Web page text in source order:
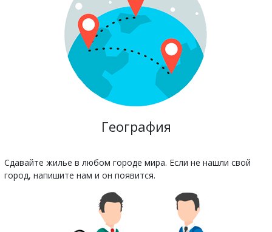
География
Сдавайте жилье в любом городе мира. Если не нашли свой
город, напишите нам и он появится.